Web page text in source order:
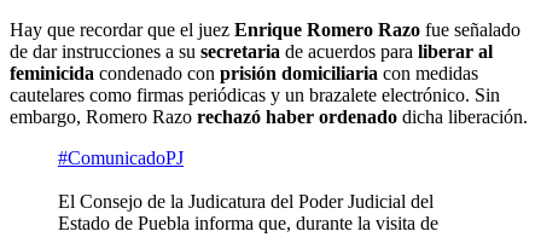
Hay que recordar que el juez Enrique Romero Razo fue señalado
de dar instrucciones a su secretaria de acuerdos para liberar al
feminicida condenado con prisión domiciliaria con medidas
cautelares como firmas periódicas y un brazalete electrónico. Sin
embargo, Romero Razo rechazó haber ordenado dicha liberación.
#ComunicadoPJ
El Consejo de la Judicatura del Poder Judicial del
Estado de Puebla informa que, durante la visita de